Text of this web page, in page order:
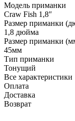
Модель приманки
Craw Fish 1,8ʺ
Размер приманки
1,8 дюйма
Размер приманки
45мм
Тип приманки
Тонущий
Все характеристики
Оплата
Доставка
Возврат